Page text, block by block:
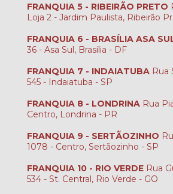
FRANQUIA 5 - RIBEIRÃO PRETO
Loja 2 - Jardim Paulista, Ribeirão
FRANQUIA 6 - BRASÍLIA ASA
36 - Asa Sul, Brasília - DF
FRANQUIA 7 - INDAIATUBA Rua
545 - Indaiatuba - SP
FRANQUIA 8 - LONDRINA Rua
Centro, Londrina - PR
FRANQUIA 9 - SERTÃOZINHO
1078 - Centro, Sertãozinho - SP
FRANQUIA 10 - RIO VERDE Rua
534 - St. Central, Rio Verde - GO